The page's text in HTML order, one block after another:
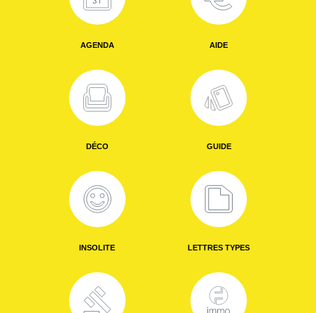
AGENDA AIDE
DÉCO GUIDE
INSOLITE LETTRES TYPES